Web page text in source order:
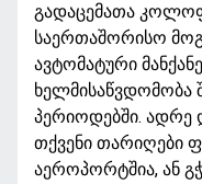
გადაცემათა
საერთაშორისო
ავტომატური
ხელმისაწვდომობა
პერიოდებში. ადრე
თქვენი თარიღები
აეროპორტშია, ან